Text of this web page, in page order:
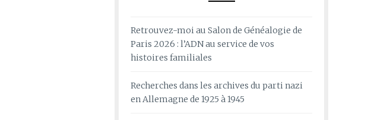
Retrouvez-moi au Salon de Généalogie de
Paris 2026 : l’ADN au service de vos
histoires familiales
Recherches dans les archives du parti nazi
en Allemagne de 1925 à 1945